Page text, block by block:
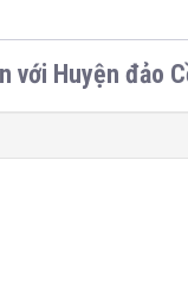
với Huyện đảo